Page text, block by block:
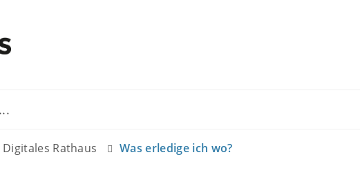
Digitales Rathaus Was erledige ich wo?